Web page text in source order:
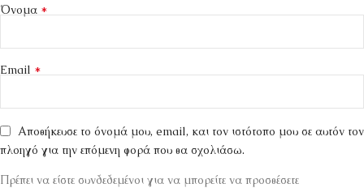
Όνομα *
Email *
Αποθήκευσε το όνομά μου, email, και τον ιστότοπο μου σε αυτόν τον
πλοηγό για την επόμενη φορά που θα σχολιάσω.
Πρέπει να είστε συνδεδεμένοι για να μπορείτε να προσθέσετε